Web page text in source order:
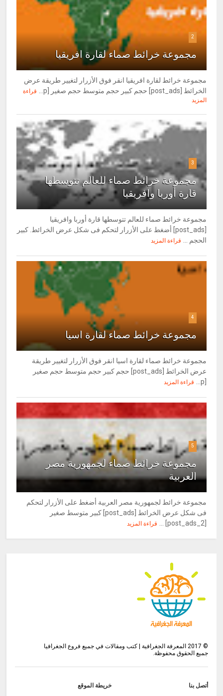
2
مجموعة خرائط صماء لقارة افريقيا
مجموعة خرائط لقارة افريقيا انقر فوق الأزرار لتغيير طريقة عرض
الخرائط [post_ads] حجم كبير حجم متوسط حجم صغير [p...
قراءة
المزيد
3
مجموعة خرائط صماء للعالم تتوسطها
قارة أوربا وافريقيا
مجموعة خرائط صماء للعالم تتوسطها قارة أوربا وافريقيا
[post_ads] أضغط على الأزرار لتحكم فى شكل عرض الخرائط. كبير
الحجم ...
قراءة المزيد
4
مجموعة خرائط صماء لقارة اسيا
مجموعة خرائط صماء لقارة اسيا انقر فوق الأزرار لتغيير طريقة
عرض الخرائط [post_ads] حجم كبير حجم متوسط حجم صغير
قراءة المزيد
5
مجموعة خرائط صماء لجمهورية مصر
العربية
مجموعة خرائط لجمهورية مصر العربية أضغط على الأزرار لتحكم
فى شكل عرض الخرائط [post_ads] كبير متوسط صغير
قراءة المزيد
©
2017 المعرفة الجغرافية | كتب ومقالات في جميع فروع الجغرافيا
جميع الحقوق محفوظة.
أتصل بنا خريطة الموقع